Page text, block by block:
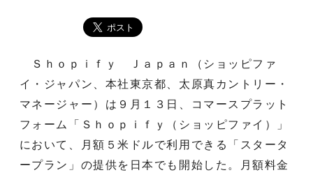
Ｓｈｏｐｉｆｙ Ｊａｐａｎ（ショッピファ
イ・ジャパン、本社東京都、太原真カントリー・
マネージャー）は９月１３日、コマースプラット
フォーム「Ｓｈｏｐｉｆｙ（ショッピファイ）」
において、月額５米ドルで利用できる「スタータ
ープラン」の提供を日本でも開始した。月額料金